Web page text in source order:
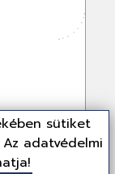
sütiket
adatvédelmi